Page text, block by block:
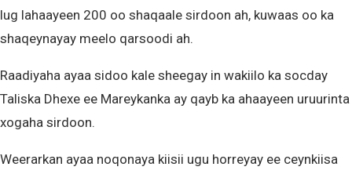
lug lahaayeen 200 oo shaqaale sirdoon ah, kuwaas oo ka
shaqeynayay meelo qarsoodi ah.
Raadiyaha ayaa sidoo kale sheegay in wakiilo ka socday
Taliska Dhexe ee Mareykanka ay qayb ka ahaayeen uruurinta
xogaha sirdoon.
Weerarkan ayaa noqonaya kiisii ugu horreyay ee ceynkiisa